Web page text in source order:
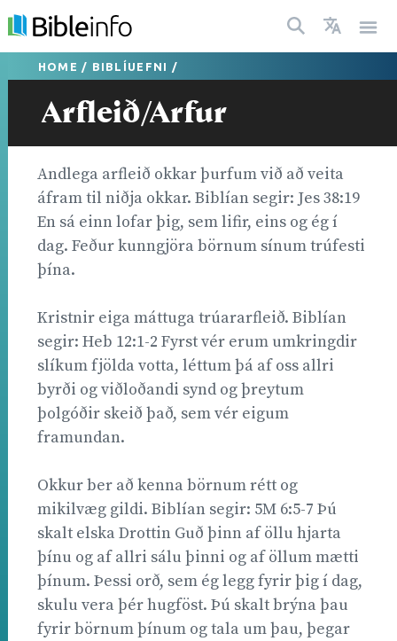
HOME / BIBLÍUEFNI /
Arfleið/Arfur
Andlega arfleið okkar þurfum við að veita
áfram til niðja okkar. Biblían segir: Jes 38:19
En sá einn lofar þig, sem lifir, eins og ég í
dag. Feður kunngjöra börnum sínum trúfesti
þína.
Kristnir eiga máttuga trúararfleið. Biblían
segir: Heb 12:1-2 Fyrst vér erum umkringdir
slíkum fjölda votta, léttum þá af oss allri
byrði og viðloðandi synd og þreytum
þolgóðir skeið það, sem vér eigum
framundan.
Okkur ber að kenna börnum rétt og
mikilvæg gildi. Biblían segir: 5M 6:5-7 Þú
skalt elska Drottin Guð þinn af öllu hjarta
þínu og af allri sálu þinni og af öllum mætti
þínum. Þessi orð, sem ég legg fyrir þig í dag,
skulu vera þér hugföst. Þú skalt brýna þau
fyrir börnum þínum og tala um þau, þegar